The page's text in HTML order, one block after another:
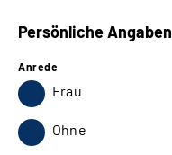
Persönliche Angaben
Anrede
Frau
Ohne